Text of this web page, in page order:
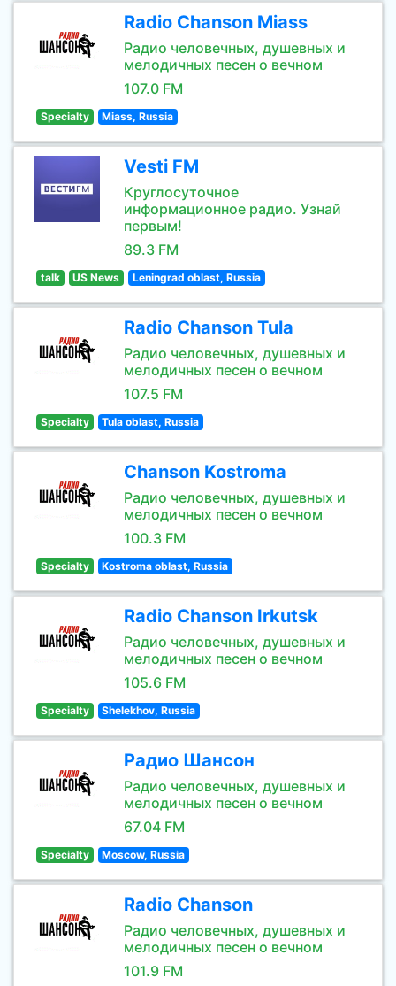
Radio Chanson Miass
Радио человечных, душевных и
мелодичных песен о вечном
107.0 FM
Specialty Miass, Russia
Vesti FM
Круглосуточное
информационное радио. Узнай
первым!
89.3 FM
talk US News Leningrad oblast, Russia
Radio Chanson Tula
Радио человечных, душевных и
мелодичных песен о вечном
107.5 FM
Specialty Tula oblast, Russia
Chanson Kostroma
Радио человечных, душевных и
мелодичных песен о вечном
100.3 FM
Specialty Kostroma oblast, Russia
Radio Chanson Irkutsk
Радио человечных, душевных и
мелодичных песен о вечном
105.6 FM
Specialty Shelekhov, Russia
Радио Шансон
Радио человечных, душевных и
мелодичных песен о вечном
67.04 FM
Specialty Moscow, Russia
Radio Chanson
Радио человечных, душевных и
мелодичных песен о вечном
101.9 FM